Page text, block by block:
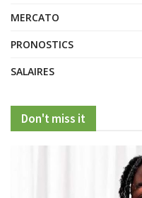
MERCATO
PRONOSTICS
SALAIRES
Don't miss it